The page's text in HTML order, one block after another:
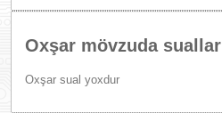
Oxşar mövzuda suallar
Oxşar sual yoxdur